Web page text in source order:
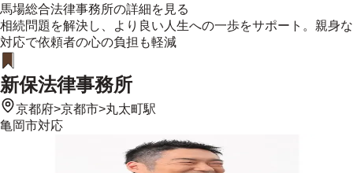
馬場総合法律事務所の詳細を見る
相続問題を解決し、より良い人生への一歩をサポート。親身な
対応で依頼者の心の負担も軽減
新保法律事務所
京都府>京都市>丸太町駅
亀岡市対応